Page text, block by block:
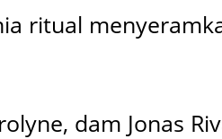
ritual
dam Jonas